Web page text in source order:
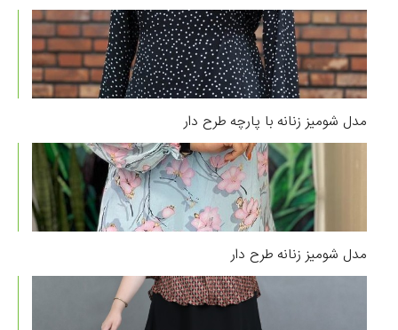
مدل شومیز زنانه با پارچه طرح دار
مدل شومیز زنانه طرح دار